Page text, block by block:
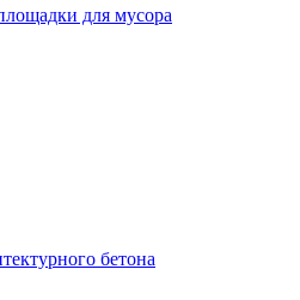
для мусора
бетона